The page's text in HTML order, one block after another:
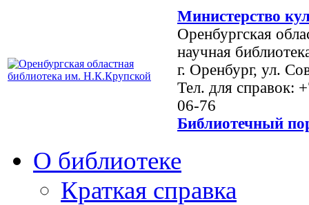
Министерство
Оренбургская
научная
г. Оренбург, ул.
Тел. для справок:
06-76
Библиотечный
О библиотеке
Краткая справка